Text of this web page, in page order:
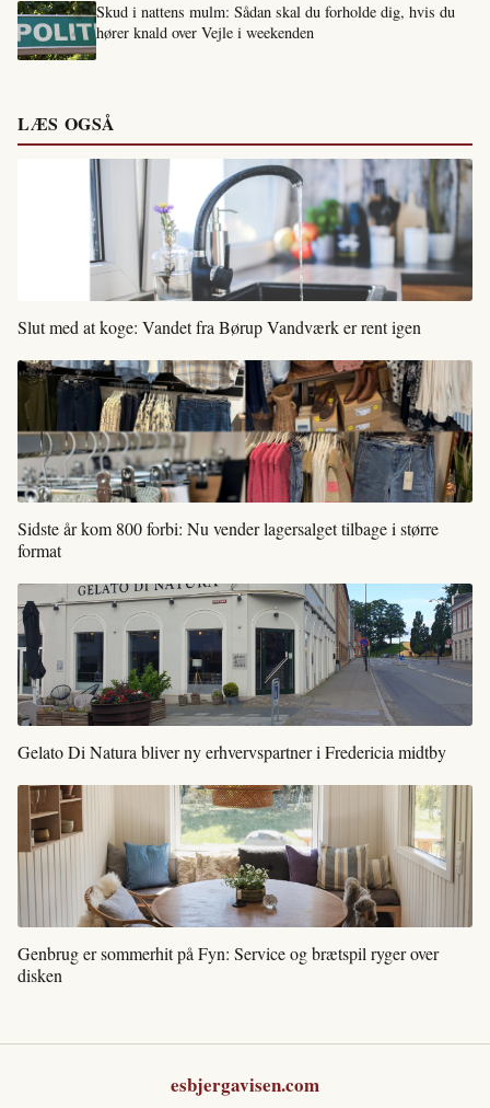
Skud i nattens mulm: Sådan skal du forholde dig, hvis du
hører knald over Vejle i weekenden
LÆS OGSÅ
Slut med at koge: Vandet fra Børup Vandværk er rent igen
Sidste år kom 800 forbi: Nu vender lagersalget tilbage i større
format
Gelato Di Natura bliver ny erhvervspartner i Fredericia midtby
Genbrug er sommerhit på Fyn: Service og brætspil ryger over
disken
esbjergavisen.com